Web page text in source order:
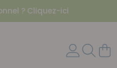
? Cliquez-ici